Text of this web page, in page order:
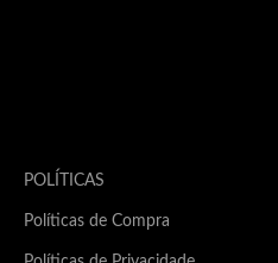
POLÍTICAS
Políticas de Compra